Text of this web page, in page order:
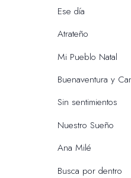
Ese día
Atrateño
Mi Pueblo Natal
Buenaventura y
Sin sentimientos
Nuestro Sueño
Ana Milé
Busca por dentro